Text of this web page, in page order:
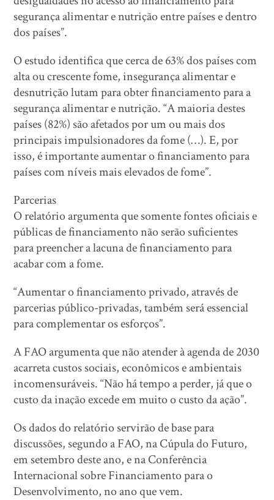
segurança alimentar e nutrição entre países e dentro
dos países”.
O estudo identifica que cerca de 63% dos países com
alta ou crescente fome, insegurança alimentar e
desnutrição lutam para obter financiamento para a
segurança alimentar e nutrição. “A maioria destes
países (82%) são afetados por um ou mais dos
principais impulsionadores da fome (…). E, por
isso, é importante aumentar o financiamento para
países com níveis mais elevados de fome”.
Parcerias
O relatório argumenta que somente fontes oficiais e
públicas de financiamento não serão suficientes
para preencher a lacuna de financiamento para
acabar com a fome.
“Aumentar o financiamento privado, através de
parcerias público-privadas, também será essencial
para complementar os esforços”.
A FAO argumenta que não atender à agenda de 2030
acarreta custos sociais, econômicos e ambientais
incomensuráveis. “Não há tempo a perder, já que o
custo da inação excede em muito o custo da ação”.
Os dados do relatório servirão de base para
discussões, segundo a FAO, na Cúpula do Futuro,
em setembro deste ano, e na Conferência
Internacional sobre Financiamento para o
Desenvolvimento, no ano que vem.